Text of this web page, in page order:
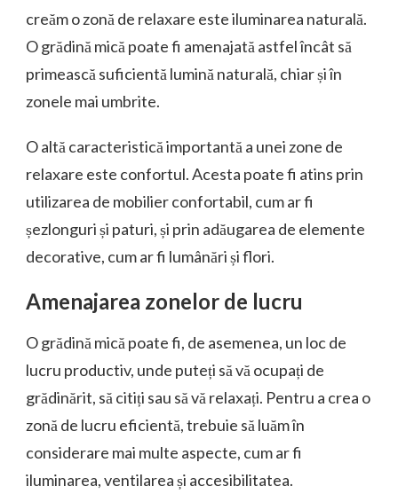
creăm o zonă de relaxare este iluminarea naturală.
O grădină mică poate fi amenajată astfel încât să
primească suficientă lumină naturală, chiar și în
zonele mai umbrite.
O altă caracteristică importantă a unei zone de
relaxare este confortul. Acesta poate fi atins prin
utilizarea de mobilier confortabil, cum ar fi
șezlonguri și paturi, și prin adăugarea de elemente
decorative, cum ar fi lumânări și flori.
Amenajarea zonelor de lucru
O grădină mică poate fi, de asemenea, un loc de
lucru productiv, unde puteți să vă ocupați de
grădinărit, să citiți sau să vă relaxați. Pentru a crea o
zonă de lucru eficientă, trebuie să luăm în
considerare mai multe aspecte, cum ar fi
iluminarea, ventilarea și accesibilitatea.